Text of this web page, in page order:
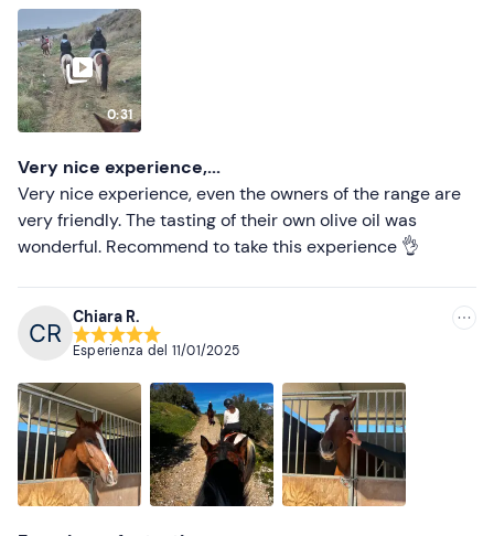
Calzini lunghi
Scarpe chiuse non con suola piatta
0:31
Very nice experience,...
Very nice experience, even the owners of the range are
very friendly. The tasting of their own olive oil was
wonderful. Recommend to take this experience 👌
Chiara R.
Esperienza del 11/01/2025